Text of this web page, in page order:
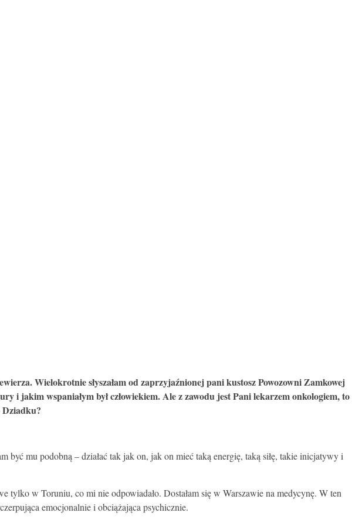
Wielokrotnie słyszałam od zaprzyjaźnionej pani kustosz Powozowni Zamkowej
jakim wspaniałym był człowiekiem. Ale z zawodu jest Pani lekarzem onkologiem, to
Dziadku?
być mu podobną – działać tak jak on, jak on mieć taką energię, taką siłę, takie inicjatywy i
w Toruniu, co mi nie odpowiadało. Dostałam się w Warszawie na medycynę. W ten
emocjonalnie i obciążająca psychicznie.